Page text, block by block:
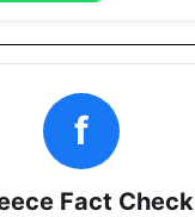
f
Fact Check